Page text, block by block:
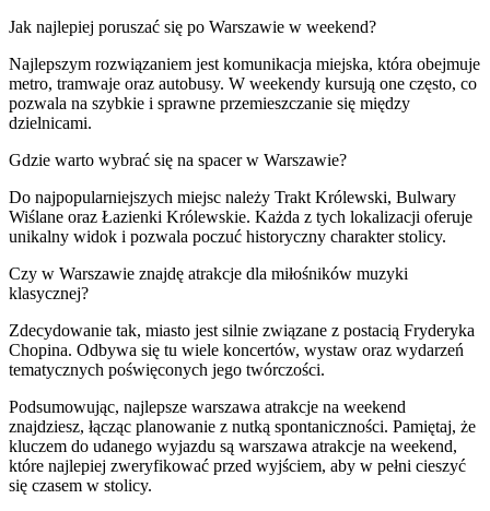
Jak najlepiej poruszać się po Warszawie w weekend?
Najlepszym rozwiązaniem jest komunikacja miejska, która obejmuje
metro, tramwaje oraz autobusy. W weekendy kursują one często, co
pozwala na szybkie i sprawne przemieszczanie się między
dzielnicami.
Gdzie warto wybrać się na spacer w Warszawie?
Do najpopularniejszych miejsc należy Trakt Królewski, Bulwary
Wiślane oraz Łazienki Królewskie. Każda z tych lokalizacji oferuje
unikalny widok i pozwala poczuć historyczny charakter stolicy.
Czy w Warszawie znajdę atrakcje dla miłośników muzyki
klasycznej?
Zdecydowanie tak, miasto jest silnie związane z postacią Fryderyka
Chopina. Odbywa się tu wiele koncertów, wystaw oraz wydarzeń
tematycznych poświęconych jego twórczości.
Podsumowując, najlepsze warszawa atrakcje na weekend
znajdziesz, łącząc planowanie z nutką spontaniczności. Pamiętaj, że
kluczem do udanego wyjazdu są warszawa atrakcje na weekend,
które najlepiej zweryfikować przed wyjściem, aby w pełni cieszyć
się czasem w stolicy.